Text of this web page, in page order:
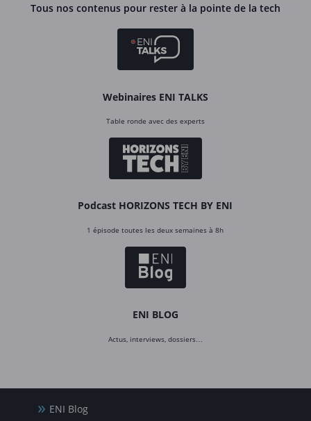
Tous nos contenus pour rester à la pointe de la tech
Webinaires ENI TALKS
Table ronde avec des experts
Podcast HORIZONS TECH BY ENI
1 épisode toutes les deux semaines à 8h
ENI BLOG
Actus, interviews, dossiers…
ENI Blog